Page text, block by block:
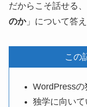
だからこそ話せる、
のか」について答
この
WordPress
独学に向い